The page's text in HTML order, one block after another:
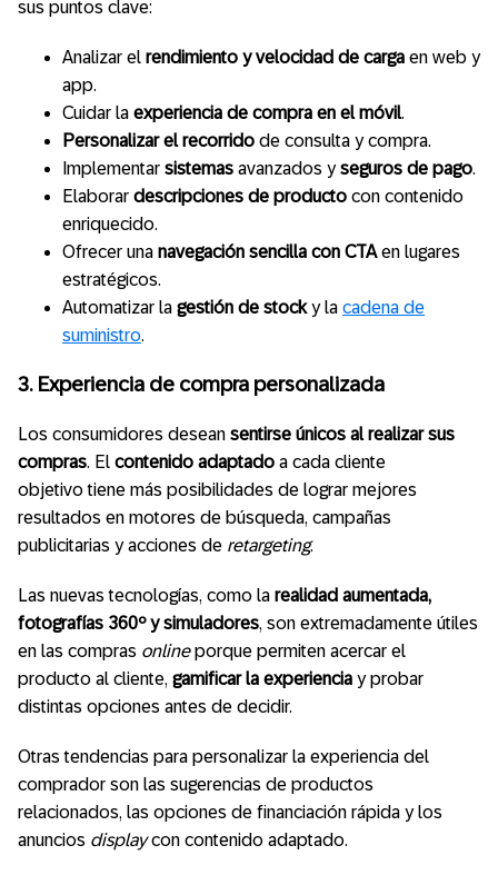
sus puntos clave:
Analizar el rendimiento y velocidad de carga en web y
app.
Cuidar la experiencia de compra en el móvil.
Personalizar el recorrido de consulta y compra.
Implementar sistemas avanzados yseguros de pago.
Elaborar descripciones de producto con contenido
enriquecido.
Ofrecer una navegación sencilla con CTAen lugares
estratégicos.
Automatizar la gestión de stocky la cadena de
suministro.
3. Experiencia de compra personalizada
Los consumidores desean sentirse únicos al realizar sus
compras. El contenido adaptado a cada cliente
objetivo tiene más posibilidades de lograr mejores
resultados en motores de búsqueda, campañas
publicitarias y acciones de retargeting.
Las nuevas tecnologías, como la realidad aumentada,
fotografías 360º y simuladores, son extremadamente útiles
en las compras onlineporque permiten acercar el
producto al cliente, gamificar la experiencia y probar
distintas opciones antes de decidir.
Otras tendencias para personalizar la experiencia del
comprador son las sugerencias de productos
relacionados, las opciones de financiación rápida y los
anuncios displaycon contenido adaptado.